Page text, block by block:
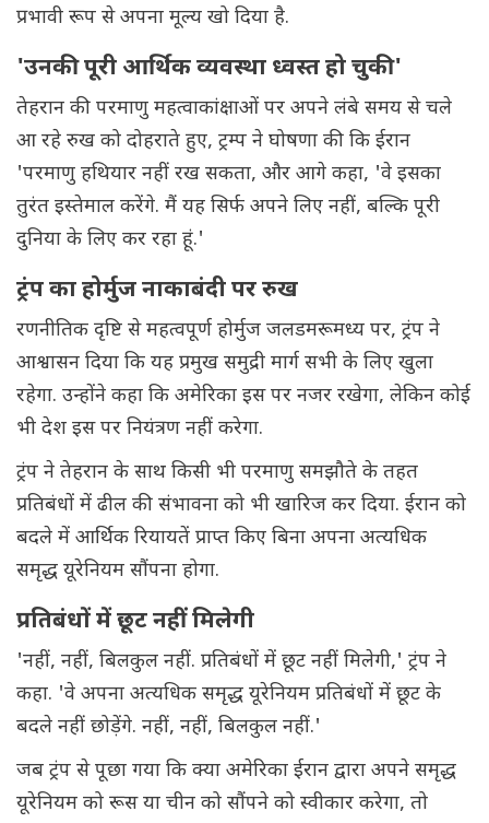
प्रभावी रूप से अपना मूल्य खो दिया है.
'उनकी पूरी आर्थिक व्यवस्था ध्वस्त हो चुकी'
तेहरान की परमाणु महत्वाकांक्षाओं पर अपने लंबे समय से चले
आ रहे रुख को दोहराते हुए, ट्रम्प ने घोषणा की कि ईरान
'परमाणु हथियार नहीं रख सकता, और आगे कहा, 'वे इसका
तुरंत इस्तेमाल करेंगे. मैं यह सिर्फ अपने लिए नहीं, बल्कि पूरी
दुनिया के लिए कर रहा हूं.'
ट्रंप का होर्मुज नाकाबंदी पर रुख
रणनीतिक दृष्टि से महत्वपूर्ण होर्मुज जलडमरूमध्य पर, ट्रंप ने
आश्वासन दिया कि यह प्रमुख समुद्री मार्ग सभी के लिए खुला
रहेगा. उन्होंने कहा कि अमेरिका इस पर नजर रखेगा, लेकिन कोई
भी देश इस पर नियंत्रण नहीं करेगा.
ट्रंप ने तेहरान के साथ किसी भी परमाणु समझौते के तहत
प्रतिबंधों में ढील की संभावना को भी खारिज कर दिया. ईरान को
बदले में आर्थिक रियायतें प्राप्त किए बिना अपना अत्यधिक
समृद्ध यूरेनियम सौंपना होगा.
प्रतिबंधों में छूट नहीं मिलेगी
'नहीं, नहीं, बिलकुल नहीं. प्रतिबंधों में छूट नहीं मिलेगी,' ट्रंप ने
कहा. 'वे अपना अत्यधिक समृद्ध यूरेनियम प्रतिबंधों में छूट के
बदले नहीं छोड़ेंगे. नहीं, नहीं, बिलकुल नहीं.'
जब ट्रंप से पूछा गया कि क्या अमेरिका ईरान द्वारा अपने समृद्ध
यूरेनियम को रूस या चीन को सौंपने को स्वीकार करेगा, तो